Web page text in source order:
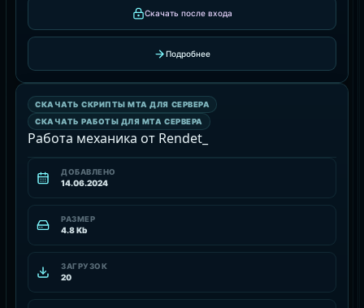
Скачать после входа
Подробнее
РЕСУРС
СКАЧАТЬ РАБОТЫ ДЛЯ MTA СЕРВЕРА
СКАЧАТЬ СКРИПТЫ MTA ДЛЯ СЕРВЕРА
СКАЧАТЬ РАБОТЫ ДЛЯ MTA СЕРВЕРА
Работа механика от Rendet_
ДОБАВЛЕНО
14.06.2024
РАЗМЕР
4.8 Kb
ЗАГРУЗОК
20